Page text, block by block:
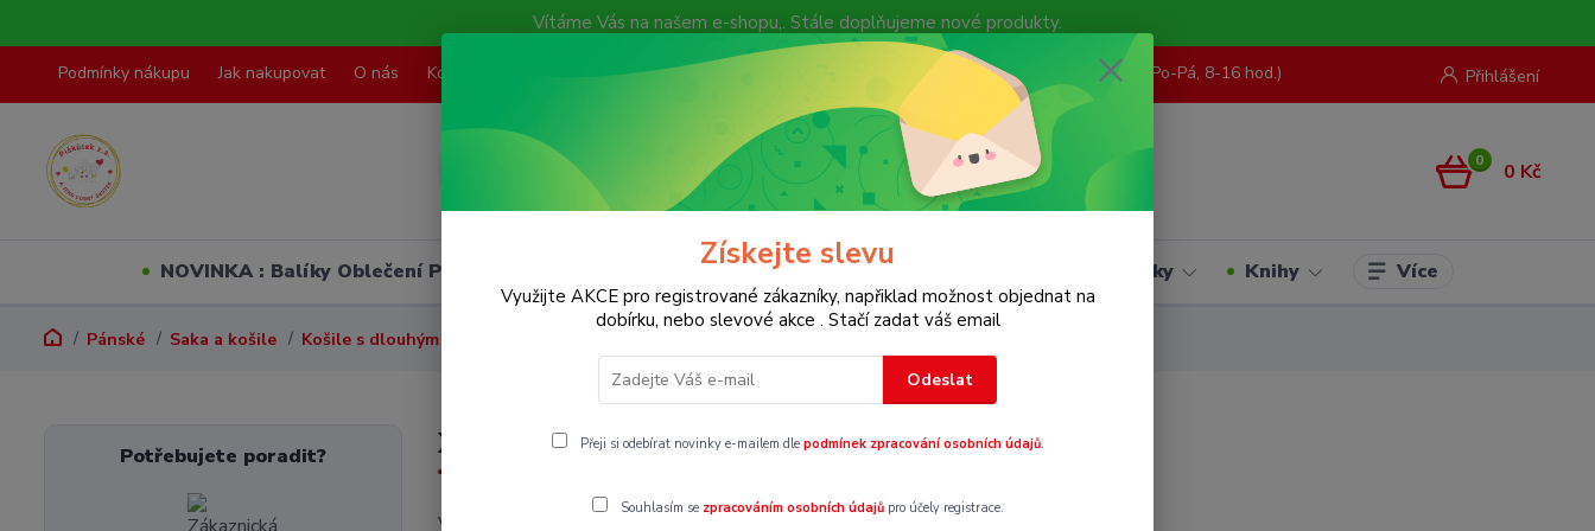
Vítáme Vás na našem e-shopu,. Stále doplňujeme nové produkty.
Podmínky nákupu Jak nakupovat O nás Kontakty Přihlášení
Hledat
Nevíte si rady? Zavolejte. + 420 773 967 062 (Po-Pá, 8-16 hod.)
0 0 Kč
NOVINKA : Balíky Oblečení PO VELIKOSTECH Dětské Dámské Hračky Knihy Více
Pánské Saka a košile Košile s dlouhým rukávem
XXL
V této kategorii nebylo nalezeno žádné zboží.
Potřebujete poradit?
Získejte slevu
Využijte AKCE pro registrované zákazníky, napřiklad možnost objednat na
dobírku, nebo slevové akce . Stačí zadat váš email
Odeslat
Přeji si odebírat novinky e-mailem dle podmínek zpracování osobních údajů.
Souhlasím se zpracováním osobních údajůpro účely registrace.